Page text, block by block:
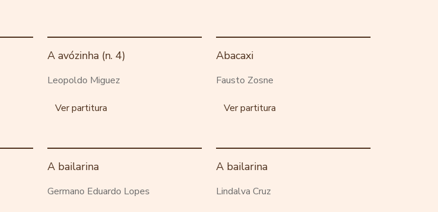
A avózinha (n. 4)
Leopoldo Miguez
Ver partitura
Abacaxi
Fausto Zosne
Ver partitura
A bailarina
Germano Eduardo Lopes
A bailarina
Lindalva Cruz